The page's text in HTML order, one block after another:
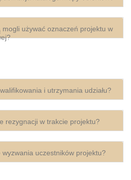
używać oznaczeń projektu w
i utrzymania udziału?
rezygnacji w trakcie projektu?
uczestników projektu?